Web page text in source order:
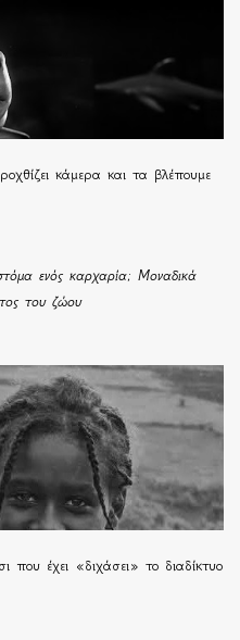
κάμερα και τα βλέπουμε
ενός καρχαρία; Μοναδικά
του ζώου
έχει «διχάσει» το διαδίκτυο